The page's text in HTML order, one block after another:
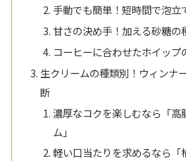
手動でも簡単！短時間で泡立
甘さの決め手！加える砂糖の
コーヒーに合わせたホイップ
生クリームの種類別！ウィンナ
断
濃厚なコクを楽しむなら「高
ム」
軽い口当たりを求めるなら「